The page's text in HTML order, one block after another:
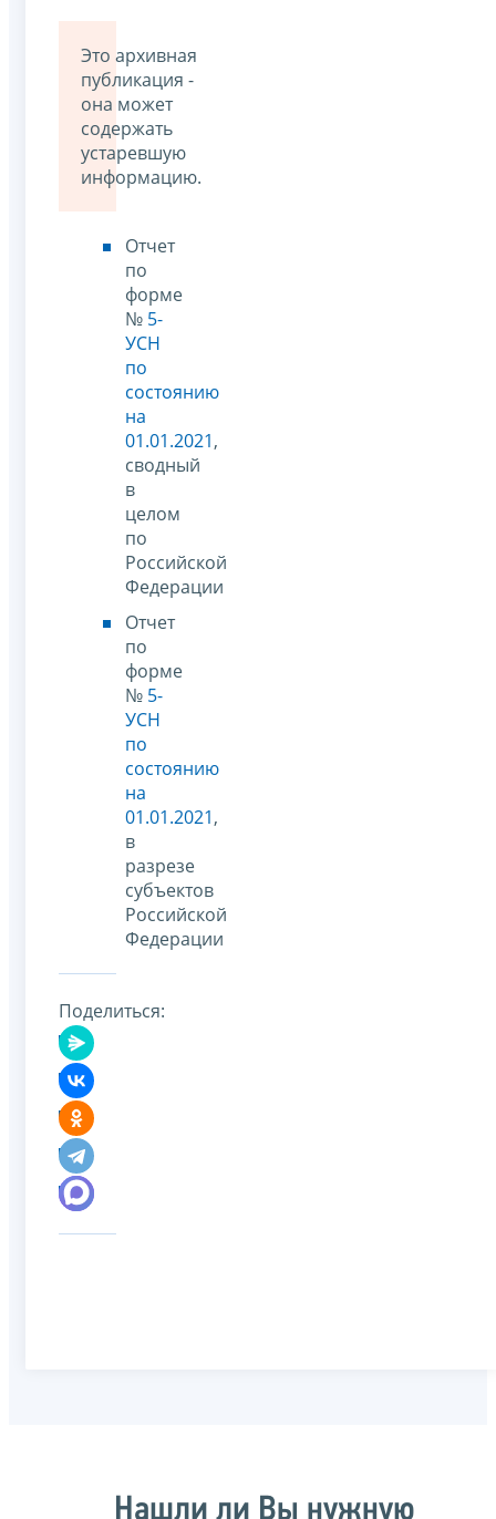
Это архивная
публикация -
она может
содержать
устаревшую
информацию.
Отчет
по
форме
№ 5-
УСН
по
состоянию
на
01.01.2021,
сводный
в
целом
по
Российской
Федерации
Отчет
по
форме
№ 5-
УСН
по
состоянию
на
01.01.2021,
в
разрезе
субъектов
Российской
Федерации
Поделиться:
Нашли ли Вы нужную